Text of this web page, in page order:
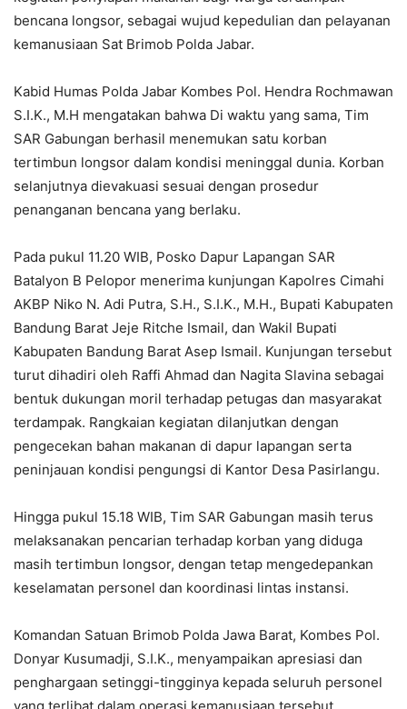
bencana longsor, sebagai wujud kepedulian dan pelayanan
kemanusiaan Sat Brimob Polda Jabar.
Kabid Humas Polda Jabar Kombes Pol. Hendra Rochmawan
S.I.K., M.H mengatakan bahwa Di waktu yang sama, Tim
SAR Gabungan berhasil menemukan satu korban
tertimbun longsor dalam kondisi meninggal dunia. Korban
selanjutnya dievakuasi sesuai dengan prosedur
penanganan bencana yang berlaku.
Pada pukul 11.20 WIB, Posko Dapur Lapangan SAR
Batalyon B Pelopor menerima kunjungan Kapolres Cimahi
AKBP Niko N. Adi Putra, S.H., S.I.K., M.H., Bupati Kabupaten
Bandung Barat Jeje Ritche Ismail, dan Wakil Bupati
Kabupaten Bandung Barat Asep Ismail. Kunjungan tersebut
turut dihadiri oleh Raffi Ahmad dan Nagita Slavina sebagai
bentuk dukungan moril terhadap petugas dan masyarakat
terdampak. Rangkaian kegiatan dilanjutkan dengan
pengecekan bahan makanan di dapur lapangan serta
peninjauan kondisi pengungsi di Kantor Desa Pasirlangu.
Hingga pukul 15.18 WIB, Tim SAR Gabungan masih terus
melaksanakan pencarian terhadap korban yang diduga
masih tertimbun longsor, dengan tetap mengedepankan
keselamatan personel dan koordinasi lintas instansi.
Komandan Satuan Brimob Polda Jawa Barat, Kombes Pol.
Donyar Kusumadji, S.I.K., menyampaikan apresiasi dan
penghargaan setinggi-tingginya kepada seluruh personel